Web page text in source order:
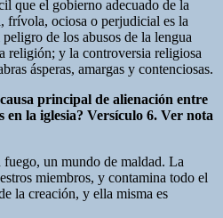
que el gobierno adecuado de la
frívola, ociosa o perjudicial es la
de los abusos de la lengua
religión; y la controversia religiosa
ásperas, amargas y contenciosas.
principal de alienación entre
en la iglesia? Versículo 6. Ver nota
un mundo de maldad. La
miembros, y contamina todo el
la creación, y ella misma es